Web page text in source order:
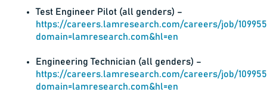
Test Engineer Pilot (all genders) –
https://careers.lamresearch.com/careers/job/
domain=lamresearch.com&hl=en
Engineering Technician (all genders) –
https://careers.lamresearch.com/careers/job/
domain=lamresearch.com&hl=en